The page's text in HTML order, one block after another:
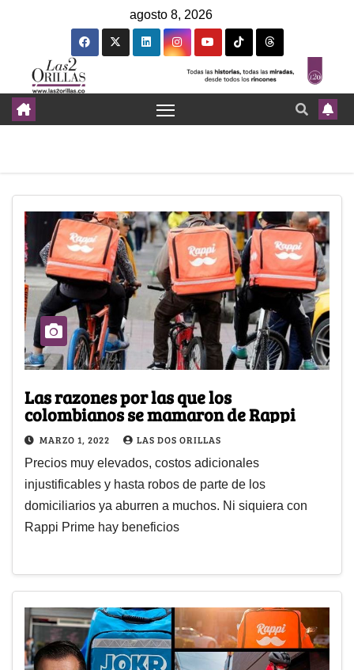
agosto 8, 2026
Las razones por las que los
colombianos se mamaron de Rappi
MARZO 1, 2022 LAS DOS ORILLAS
Precios muy elevados, costos adicionales
injustificables y hasta robos de parte de los
domiciliarios ya aburren a muchos. Ni siquiera con
Rappi Prime hay beneficios